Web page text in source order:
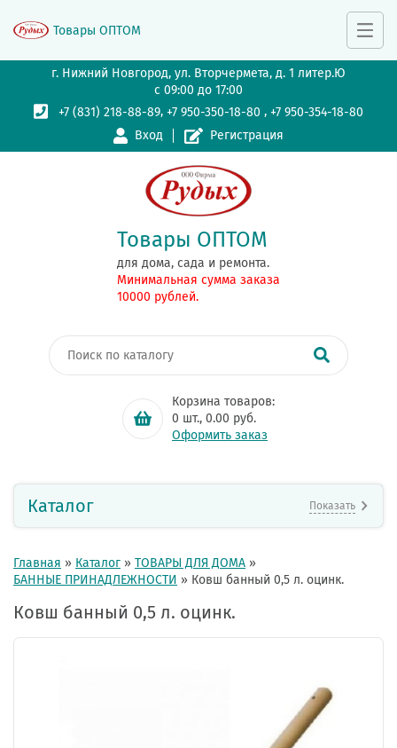
г. Нижний Новгород, ул. Вторчермета, д. 1 литер.Ю
с 09:00 до 17:00
+7 (831) 218-88-89,+7 950-350-18-80 ,+7 950-354-18-80
Вход
Регистрация
Товары ОПТОМ
для дома, сада и ремонта.
Минимальная сумма заказа
10000 рублей.
Корзина товаров:
0 шт., 0.00 руб.
Оформить заказ
Товары ОПТОМ
Каталог Показать
Главная » Каталог » ТОВАРЫ ДЛЯ ДОМА »
БАННЫЕ ПРИНАДЛЕЖНОСТИ » Ковш банный 0,5 л. оцинк.
Ковш банный 0,5 л. оцинк.